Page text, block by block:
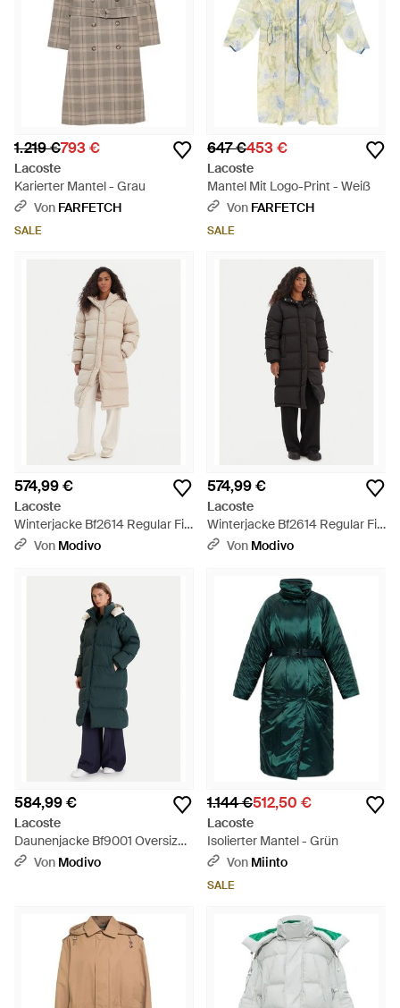
1.219 €793 €
Lacoste
Karierter Mantel - Grau
Von FARFETCH
SALE
647 €453 €
Lacoste
Mantel Mit Logo-Print - Weiß
Von FARFETCH
SALE
574,99 €
Lacoste
Winterjacke Bf2614 Regular Fit
- Natur
Von Modivo
574,99 €
Lacoste
Winterjacke Bf2614 Regular Fit
- Schwarz
Von Modivo
584,99 €
Lacoste
Daunenjacke Bf9001 Oversize -
GrünVon Modivo
1.144 €512,50 €
Lacoste
Isolierter Mantel - Grün
Von Miinto
SALE